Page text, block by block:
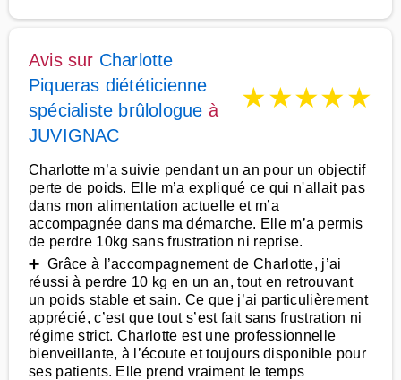
Avis sur Charlotte
Piqueras diététicienne
spécialiste brûlologue à
JUVIGNAC
★★★★★
Charlotte m’a suivie pendant un an pour un objectif
perte de poids. Elle m’a expliqué ce qui n'allait pas
dans mon alimentation actuelle et m’a
accompagnée dans ma démarche. Elle m’a permis
de perdre 10kg sans frustration ni reprise.
➕ Grâce à l’accompagnement de Charlotte, j’ai
réussi à perdre 10 kg en un an, tout en retrouvant
un poids stable et sain. Ce que j’ai particulièrement
apprécié, c’est que tout s’est fait sans frustration ni
régime strict. Charlotte est une professionnelle
bienveillante, à l’écoute et toujours disponible pour
ses patients. Elle prend vraiment le temps